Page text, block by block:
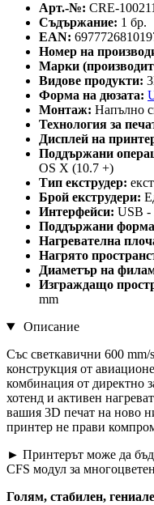
Арт.-№: CRE-
Съдържание: 1 бр.
EAN:
Номер на
Марки
Видове продукти:
Форма на дюзата:
Монтаж: Напълно
Технология за
Дисплей на
Поддържани
OS X (10.7 +)
Тип екструдер:
Брой екструдери:
Интерфейси: USB -
Поддържани
Нагревателнa
Нагрято
Диаметър на
Изграждащо
mm
Описание
Със светкавични 600
конструкция от
комбинация от директно
хотенд и активен
вашия 3D печат на ново
принтер не прави
► Принтерът може да
CFS модул за
Голям, стабилен,